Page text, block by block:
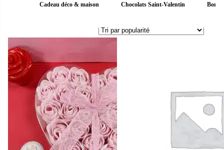
Cadeau déco & maison Chocolats Saint-Valentin